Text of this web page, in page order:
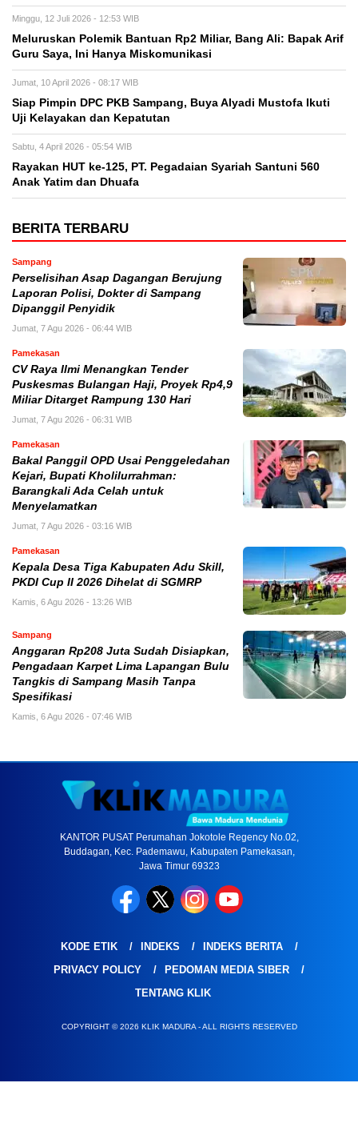
Minggu, 12 Juli 2026 - 12:53 WIB
Meluruskan Polemik Bantuan Rp2 Miliar, Bang Ali: Bapak Arif
Guru Saya, Ini Hanya Miskomunikasi
Jumat, 10 April 2026 - 08:17 WIB
Siap Pimpin DPC PKB Sampang, Buya Alyadi Mustofa Ikuti
Uji Kelayakan dan Kepatutan
Sabtu, 4 April 2026 - 05:54 WIB
Rayakan HUT ke-125, PT. Pegadaian Syariah Santuni 560
Anak Yatim dan Dhuafa
BERITA TERBARU
Sampang
Perselisihan Asap Dagangan Berujung
Laporan Polisi, Dokter di Sampang
Dipanggil Penyidik
Jumat, 7 Agu 2026 - 06:44 WIB
Pamekasan
CV Raya Ilmi Menangkan Tender
Puskesmas Bulangan Haji, Proyek Rp4,9
Miliar Ditarget Rampung 130 Hari
Jumat, 7 Agu 2026 - 06:31 WIB
Pamekasan
Bakal Panggil OPD Usai Penggeledahan
Kejari, Bupati Kholilurrahman:
Barangkali Ada Celah untuk
Menyelamatkan
Jumat, 7 Agu 2026 - 03:16 WIB
Pamekasan
Kepala Desa Tiga Kabupaten Adu Skill,
PKDI Cup II 2026 Dihelat di SGMRP
Kamis, 6 Agu 2026 - 13:26 WIB
Sampang
Anggaran Rp208 Juta Sudah Disiapkan,
Pengadaan Karpet Lima Lapangan Bulu
Tangkis di Sampang Masih Tanpa
Spesifikasi
Kamis, 6 Agu 2026 - 07:46 WIB
KANTOR PUSAT Perumahan Jokotole Regency No.02,
Buddagan, Kec. Pademawu, Kabupaten Pamekasan,
Jawa Timur 69323
KODE ETIK INDEKS
INDEKS BERITA
PRIVACY POLICY
PEDOMAN MEDIA SIBER
TENTANG KLIK
COPYRIGHT © 2026 KLIK MADURA - ALL RIGHTS RESERVED